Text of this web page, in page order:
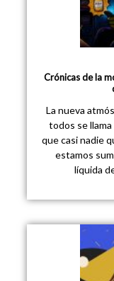
Crónicas de la
La nueva
todos se llama
que casi nadie
estamos
líquida